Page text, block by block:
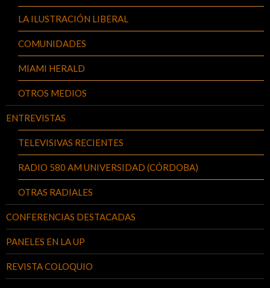
LA ILUSTRACIÓN LIBERAL
COMUNIDADES
MIAMI HERALD
OTROS MEDIOS
ENTREVISTAS
TELEVISIVAS RECIENTES
RADIO 580 AM UNIVERSIDAD (CÓRDOBA)
OTRAS RADIALES
CONFERENCIAS DESTACADAS
PANELES EN LA UP
REVISTA COLOQUIO